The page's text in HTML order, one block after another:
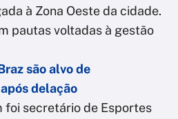
à Zona Oeste da cidade.
pautas voltadas à gestão
são alvo de
delação
foi secretário de Esportes